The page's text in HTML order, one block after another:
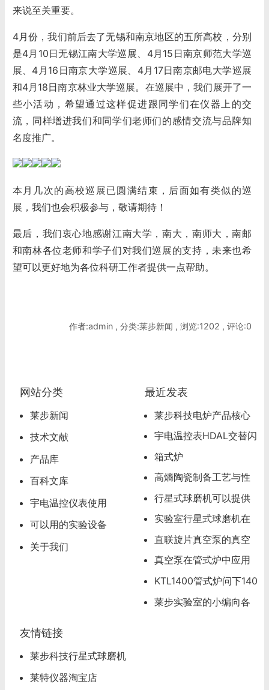
来说至关重要。
4月份，我们前后去了无锡和南京地区的五所高校，分别
是4月10日无锡江南大学巡展、4月15日南京师范大学巡
展、4月16日南京大学巡展、4月17日南京邮电大学巡展
和4月18日南京林业大学巡展。在巡展中，我们展开了一
些小活动，希望通过这样促进跟同学们在仪器上的交
流，同样增进我们和同学们老师们的感情交流与品牌知
名度推广。
本月几次的高校巡展已圆满结束，后面如有类似的巡
展，我们也会积极参与，敬请期待！
最后，我们衷心地感谢江南大学，南大，南师大，南邮
和南林各位老师和学子们对我们巡展的支持， 未来也希
望可以更好地为各位科研工作者提供一点帮助。
作者:admin , 分类:莱步新闻 , 浏览:1202 , 评论:0
网站分类
莱步新闻
技术文献
产品库
百科文库
宇电温控仪表使用
可以用的实验设备
关于我们
最近发表
莱步科技电炉产品核心
超级卖点
宇电温控表HDAL交替闪
烁，超温报警怎么办
箱式炉
高熵陶瓷制备工艺与性
能分析
行星式球磨机可以提供
试磨服务
实验室行星式球磨机在
材料研发领域的应用
直联旋片真空泵的真空
度可以达到多少
真空泵在管式炉中应用
应该注意的问题
KTL1400管式炉问下140
0度管式炉怎么操作
莱步实验室的小编向各
友情链接
莱步科技行星式球磨机
莱特仪器淘宝店